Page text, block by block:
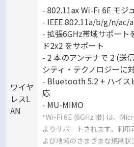
ワイヤ
レスL
AN
- 802.11ax Wi-Fi 6E モジ
- IEEE 802.11a/b/g/n/ac/
- 拡張6GHz帯域サポート
ド2x2 をサポート
- 2 本のアンテナで 2 (送
シティ・テクノロジーに
- Bluetooth 5.2 + ハイス
応
- MU-MIMO
*Wi-Fi 6E (6GHz 帯) は、
よりサポートされます。利
よび地域のさまざまな規制状